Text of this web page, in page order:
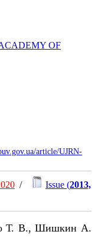
OF
article/UJRN-
/ Issue (2013,
Т. В., Шишкин А.